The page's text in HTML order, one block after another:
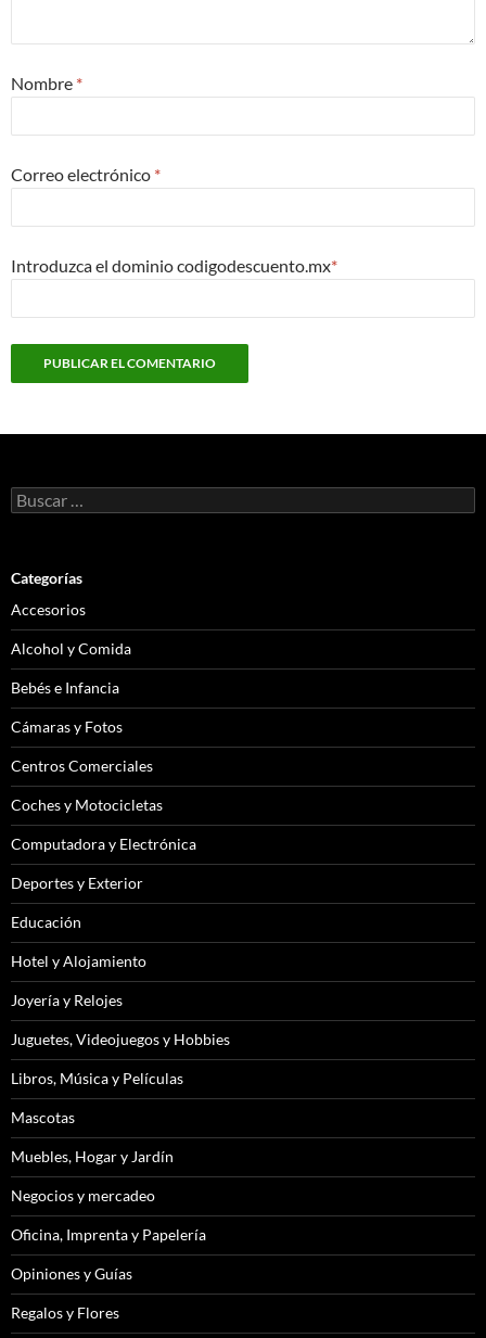
Nombre *
Correo electrónico *
Introduzca el dominio codigodescuento.mx*
Buscar:
Categorías
Accesorios
Alcohol y Comida
Bebés e Infancia
Cámaras y Fotos
Centros Comerciales
Coches y Motocicletas
Computadora y Electrónica
Deportes y Exterior
Educación
Hotel y Alojamiento
Joyería y Relojes
Juguetes, Videojuegos y Hobbies
Libros, Música y Películas
Mascotas
Muebles, Hogar y Jardín
Negocios y mercadeo
Oficina, Imprenta y Papelería
Opiniones y Guías
Regalos y Flores